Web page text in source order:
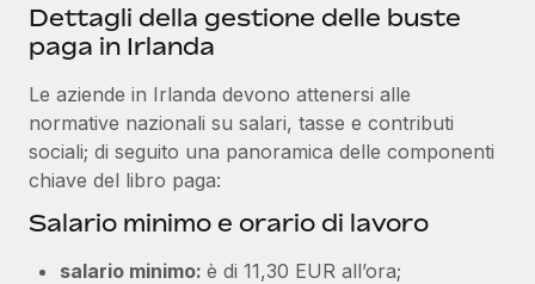
Dettagli della gestione delle buste
paga in Irlanda
Le aziende in Irlanda devono attenersi alle
normative nazionali su salari, tasse e contributi
sociali; di seguito una panoramica delle componenti
chiave del libro paga:
Salario minimo e orario di lavoro
salario minimo: è di 11,30 EUR all’ora;